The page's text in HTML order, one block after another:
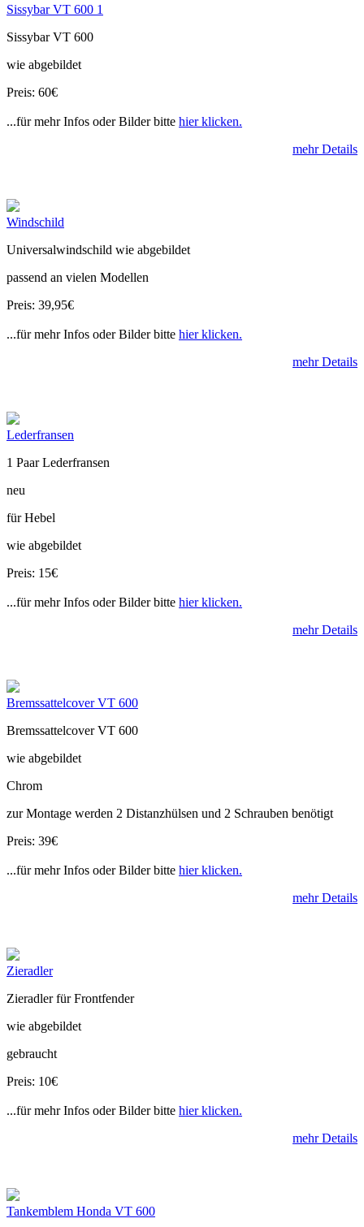
Sissybar VT 600 1
Sissybar VT 600
wie abgebildet
Preis: 60€
...für mehr Infos oder Bilder bitte hier klicken.
mehr Details
Windschild
Universalwindschild wie abgebildet
passend an vielen Modellen
Preis: 39,95€
...für mehr Infos oder Bilder bitte hier klicken.
mehr Details
Lederfransen
1 Paar Lederfransen
neu
für Hebel
wie abgebildet
Preis: 15€
...für mehr Infos oder Bilder bitte hier klicken.
mehr Details
Bremssattelcover VT 600
Bremssattelcover VT 600
wie abgebildet
Chrom
zur Montage werden 2 Distanzhülsen und 2 Schrauben benötigt
Preis: 39€
...für mehr Infos oder Bilder bitte hier klicken.
mehr Details
Zieradler
Zieradler für Frontfender
wie abgebildet
gebraucht
Preis: 10€
...für mehr Infos oder Bilder bitte hier klicken.
mehr Details
Tankemblem Honda VT 600